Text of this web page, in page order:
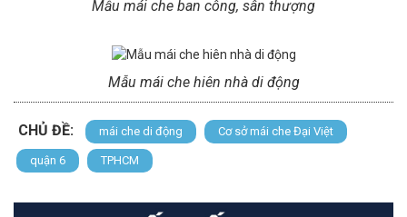
Mẫu mái che ban công, sân thượng
Mẫu mái che hiên nhà di động
CHỦ ĐỀ: mái che di động Cơ sở mái che Đại Việt
quận 6 TPHCM